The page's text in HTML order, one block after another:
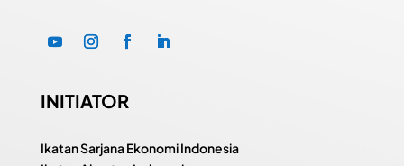
INITIATOR
Ikatan Sarjana Ekonomi Indonesia